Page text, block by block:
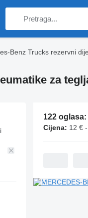
Benz Trucks rezervni
za
122 oglasa:
Cijena: 12 €